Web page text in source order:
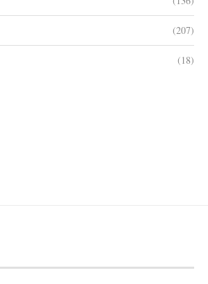
(207)
(18)